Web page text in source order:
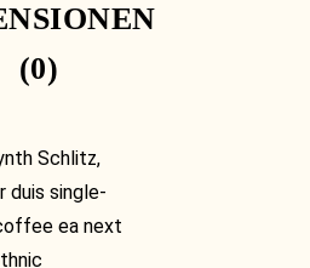
(0)
Schlitz,
duis single-
ea next